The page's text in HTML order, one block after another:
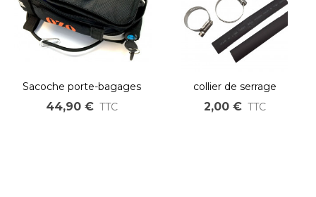
Sacoche porte-bagages
4L pour batterie PVC
44,90 € TTC
collier de serrage
2,00 € TTC